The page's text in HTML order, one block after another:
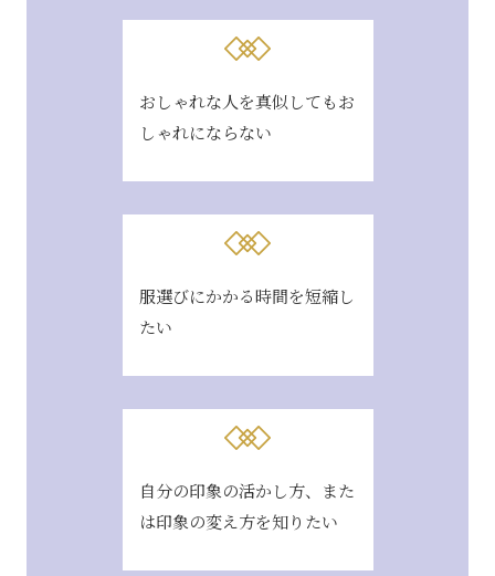
おしゃれな人を真似してもお
しゃれにならない
服選びにかかる時間を短縮し
たい
自分の印象の活かし方、また
は印象の変え方を知りたい